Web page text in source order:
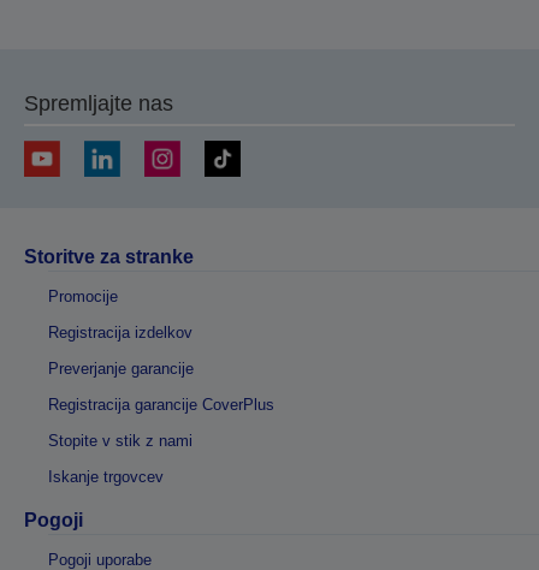
Spremljajte nas
Storitve za stranke
Promocije
Registracija izdelkov
Preverjanje garancije
Registracija garancije CoverPlus
Stopite v stik z nami
Iskanje trgovcev
Pogoji
Pogoji uporabe